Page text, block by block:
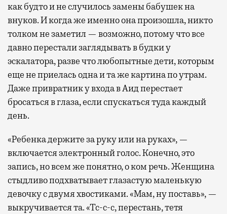
как будто и не случилось замены бабушек на
внуков. И когда же именно она произошла, никто
толком не заметил — возможно, потому что все
давно перестали заглядывать в будки у
эскалатора, разве что любопытные дети, которым
еще не приелась одна и та же картина по утрам.
Даже привратник у входа в Аид перестает
бросаться в глаза, если спускаться туда каждый
день.
«Ребенка держите за руку или на руках», —
включается электронный голос. Конечно, это
запись, но всем же понятно, о ком речь. Женщина
стыдливо подхватывает глазастую маленькую
девочку с двумя хвостиками. «Мам, ну поставь», —
выкручивается та. «Тс-с-с, перестань, тетя